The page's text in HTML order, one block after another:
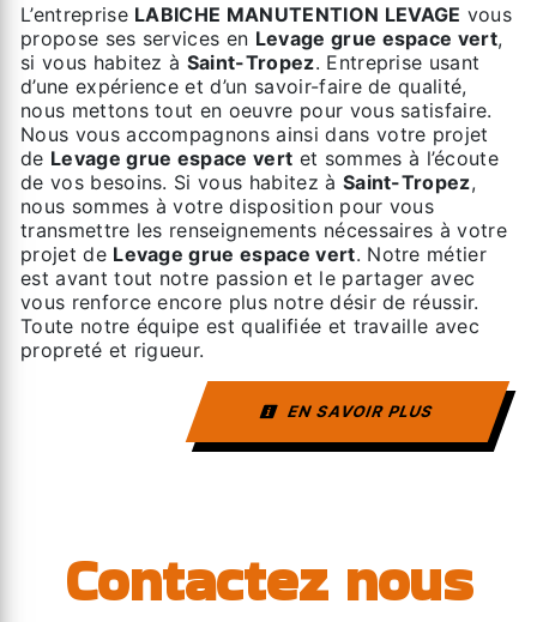
L’entreprise LABICHE MANUTENTION LEVAGE vous
propose ses services en Levage grue espace vert,
si vous habitez à Saint-Tropez. Entreprise usant
d’une expérience et d’un savoir-faire de qualité,
nous mettons tout en oeuvre pour vous satisfaire.
Nous vous accompagnons ainsi dans votre projet
de Levage grue espace vert et sommes à l’écoute
de vos besoins. Si vous habitez à Saint-Tropez,
nous sommes à votre disposition pour vous
transmettre les renseignements nécessaires à votre
projet de Levage grue espace vert. Notre métier
est avant tout notre passion et le partager avec
vous renforce encore plus notre désir de réussir.
Toute notre équipe est qualifiée et travaille avec
propreté et rigueur.
EN SAVOIR PLUS
Contactez nous